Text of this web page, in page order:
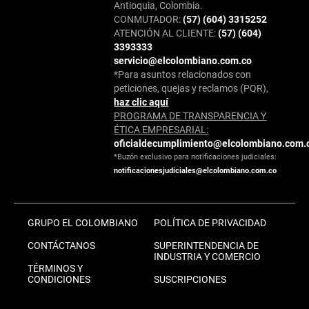
Antioquia, Colombia.
CONMUTADOR:(57) (604) 3315252
ATENCIÓN AL CLIENTE:(57) (604)
3393333
servicio@elcolombiano.com.co
*Para asuntos relacionados con
peticiones, quejas y reclamos (PQR),
haz clic aquí
PROGRAMA DE TRANSPARENCIA Y
ÉTICA EMPRESARIAL:
*Buzón exclusivo para notificaciones judiciales:
notificacionesjudiciales@elcolombiano.com.co
GRUPO EL COLOMBIANO
CONTÁCTANOS
TÉRMINOS Y
CONDICIONES
POLÍTICA DE PRIVACIDAD
SUPERINTENDENCIA DE
INDUSTRIA Y COMERCIO
SUSCRIPCIONES